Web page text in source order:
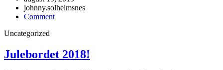
johnny.solheimsnes
Commenton
Uncategorized
Julebordet 2018!